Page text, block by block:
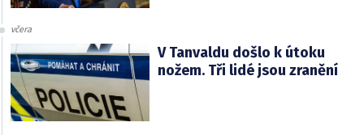
včera
V Tanvaldu došlo k útoku
nožem. Tři lidé jsou zranění